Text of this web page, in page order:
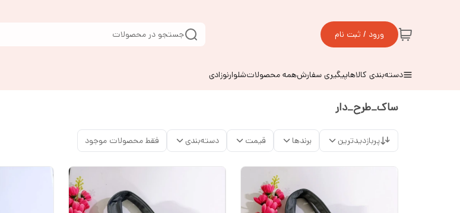
ورود / ثبت نام جستجو در محصولات
دسته‌بندی کالاهاپیگیری سفارشهمه محصولاتشلوارنوزادی
ساک_طرح_دار
پربازدیدترین برندها قیمت دسته‌بندی فقط محصولات موجود